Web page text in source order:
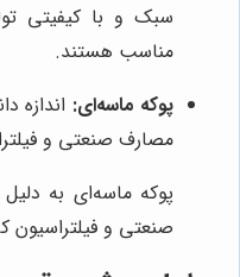
سبک و با کیفیتی
مناسب هستند.
پوکه ماسه‌ای:
مصارف صنعتی و
پوکه ماسه‌ای به دلیل
صنعتی و فیلتراسیون